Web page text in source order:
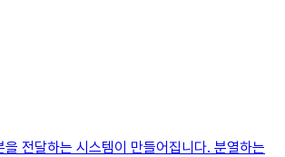
전달하는 시스템이 만들어집니다. 분열하는